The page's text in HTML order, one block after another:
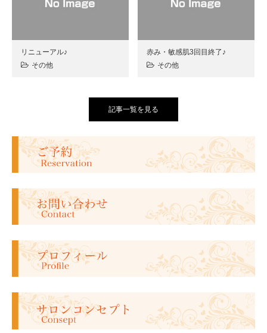
リニューアル♪
その他
赤み・敏感肌3回目終了♪
その他
記事一覧を見る